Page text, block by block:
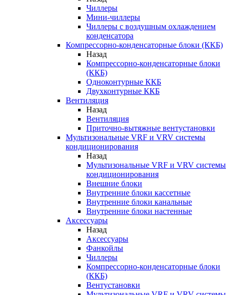
Чиллеры
Мини-чиллеры
Чиллеры с воздушным охлаждением
конденсатора
Компрессорно-конденсаторные блоки (ККБ)
Назад
Компрессорно-конденсаторные блоки
(ККБ)
Одноконтурные ККБ
Двухконтурные ККБ
Вентиляция
Назад
Вентиляция
Приточно-вытяжные вентустановки
Мультизональные VRF и VRV системы
кондиционирования
Назад
Мультизональные VRF и VRV системы
кондиционирования
Внешние блоки
Внутренние блоки кассетные
Внутренние блоки канальные
Внутренние блоки настенные
Аксессуары
Назад
Аксессуары
Фанкойлы
Чиллеры
Компрессорно-конденсаторные блоки
(ККБ)
Вентустановки